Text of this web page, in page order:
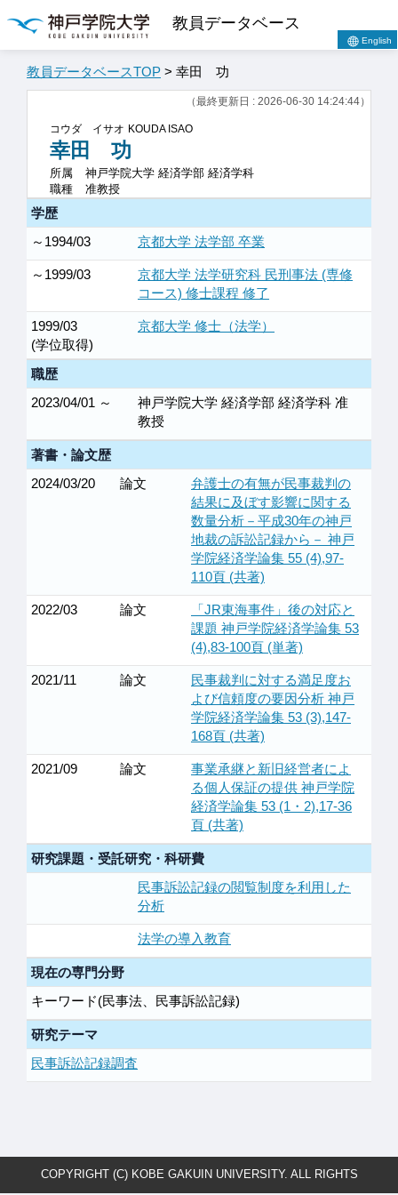
教員データベース
English
教員データベースTOP > 幸田 功
（最終更新日 : 2026-06-30 14:24:44）
コウダ イサオ KOUDA ISAO
幸田 功
所属
神戸学院大学 経済学部 経済学科
職種
准教授
学歴
～1994/03
京都大学 法学部 卒業
～1999/03
京都大学 法学研究科 民刑事法 (専修
コース) 修士課程 修了
1999/03
(学位取得)
京都大学 修士（法学）
職歴
2023/04/01 ～
神戸学院大学 経済学部 経済学科 准
教授
著書・論文歴
2024/03/20
論文
弁護士の有無が民事裁判の
結果に及ぼす影響に関する
数量分析－平成30年の神戸
地裁の訴訟記録から－ 神戸
学院経済学論集 55 (4),97-
110頁 (共著)
2022/03 論文
「JR東海事件」後の対応と
課題 神戸学院経済学論集 53
(4),83-100頁 (単著)
2021/11 論文
民事裁判に対する満足度お
よび信頼度の要因分析 神戸
学院経済学論集 53 (3),147-
168頁 (共著)
2021/09 論文
事業承継と新旧経営者によ
る個人保証の提供 神戸学院
経済学論集 53 (1・2),17-36
頁 (共著)
研究課題・受託研究・科研費
民事訴訟記録の閲覧制度を利用した
分析
法学の導入教育
現在の専門分野
キーワード(民事法、民事訴訟記録)
研究テーマ
民事訴訟記録調査
COPYRIGHT (C) KOBE GAKUIN UNIVERSITY. ALL RIGHTS